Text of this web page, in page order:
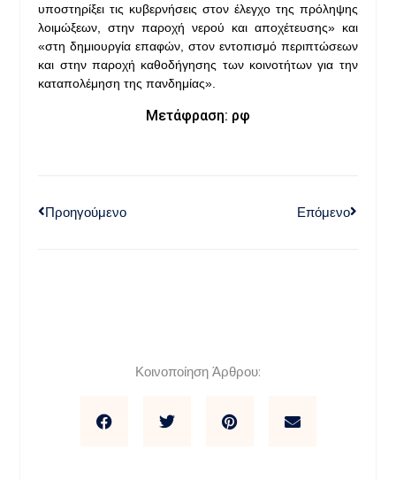
υποστηρίξει τις κυβερνήσεις στον έλεγχο της πρόληψης
λοιμώξεων, στην παροχή νερού και αποχέτευσης» και
«στη δημιουργία επαφών, στον εντοπισμό περιπτώσεων
και στην παροχή καθοδήγησης των κοινοτήτων για την
καταπολέμηση της πανδημίας».
Μετάφραση: ρφ
Προηγούμενο Επόμενο
Κοινοποίηση Άρθρου: